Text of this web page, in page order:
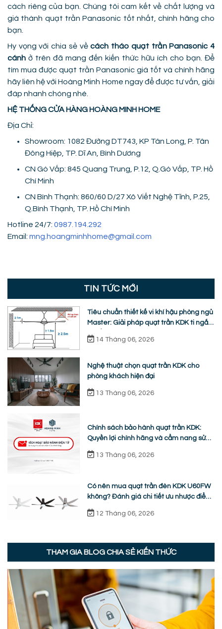
cách riêng của bạn. Chúng tôi cam kết về chất lượng và
giá thành quạt trần Panasonic tốt nhất, chính hãng cho
bạn.
Hy vọng với chia sẻ vềcách tháo quạt trần Panasonic 4
cánh ở trên đã mang đến kiến thức hữu ích cho bạn. Để
tìm mua được quạt trần Panasonic giá tốt và chính hãng
hãy liên hệ với Hoàng Minh Home ngay để được tư vấn, giải
đáp nhanh chóng nhé.
HỆ THỐNG CỬA HÀNG HOÀNG MINH HOME
Địa Chỉ:
Showroom: 1082 Đường DT743, KP Tân Long, P. Tân
Đông Hiệp, TP. Dĩ An, Bình Dương
CN Gò Vấp: 845 Quang Trung, P.12, Q.Gò Vấp, TP. Hồ
Chí Minh
CN Bình Thạnh: 860/60 D/27 Xô Viết Nghệ Tĩnh, P.25,
Q.Bình Thạnh, TP. Hồ Chí Minh
Hotline 24/7: 0987.194.292
Email: mng.hoangminhhome@gmail.com
TIN TỨC MỚI
Tiêu chuẩn thiết kế vi khí hậu phòng ngủ
Master: Giải pháp quạt trần KDK ti ngắn
chuẩn nhân trắc học
14 Tháng 06, 2026
Nghệ thuật chọn quạt trần KDK cho
phòng khách hiện đại
13 Tháng 06, 2026
Chính sách bảo hành quạt trần KDK:
Quyền lợi chính hãng và cẩm nang sửa
chữa từ A-Z
13 Tháng 06, 2026
Có nên mua quạt trần đèn KDK U60FW
không? Đánh giá chi tiết ưu nhược điểm
thực tế
12 Tháng 06, 2026
THAM GIA BLOG CHIA SẺ KIẾN THỨC